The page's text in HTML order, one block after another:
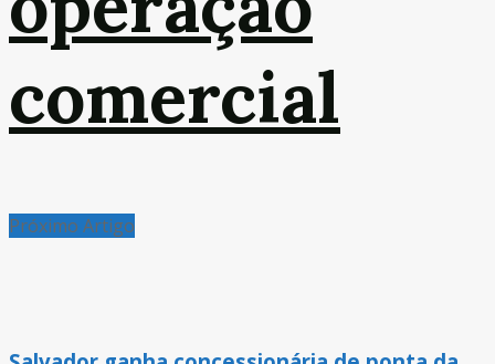
comercial
Próximo Artigo